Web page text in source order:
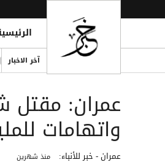
آخر الاخبار
عمران: مقتل
واتهامات
عمران - خبر للأنباء: منذ شهرين